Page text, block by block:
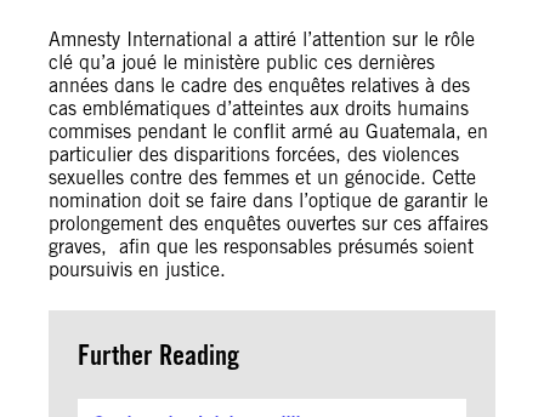
Amnesty International a attiré l’attention sur le rôle
clé qu’a joué le ministère public ces dernières
années dans le cadre des enquêtes relatives à des
cas emblématiques d’atteintes aux droits humains
commises pendant le conflit armé au Guatemala, en
particulier des disparitions forcées, des violences
sexuelles contre des femmes et un génocide. Cette
nomination doit se faire dans l’optique de garantir le
prolongement des enquêtes ouvertes sur ces affaires
graves, afin que les responsables présumés soient
poursuivis en justice.
Further Reading